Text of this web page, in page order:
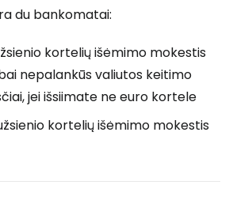
du bankomatai:
kortelių išėmimo mokestis
nepalankūs valiutos keitimo
jei išsiimate ne euro kortele
kortelių išėmimo mokestis